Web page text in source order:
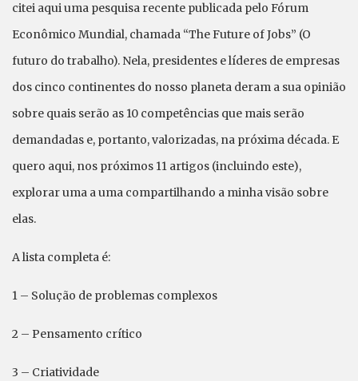
citei aqui uma pesquisa recente publicada pelo Fórum
Econômico Mundial, chamada “The Future of Jobs” (O
futuro do trabalho). Nela, presidentes e líderes de empresas
dos cinco continentes do nosso planeta deram a sua opinião
sobre quais serão as 10 competências que mais serão
demandadas e, portanto, valorizadas, na próxima década. E
quero aqui, nos próximos 11 artigos (incluindo este),
explorar uma a uma compartilhando a minha visão sobre
elas.
A lista completa é:
1 – Solução de problemas complexos
2 – Pensamento crítico
3 – Criatividade